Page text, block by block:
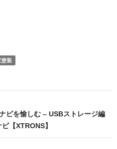
塗装
ビを愉しむ – USBストレージ編
【XTRONS】